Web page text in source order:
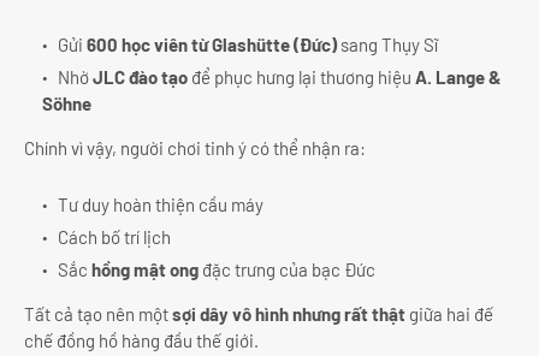
Gửi 600 học viên từ Glashütte (Đức)sang Thụy Sĩ
NhờJLC đào tạo để phục hưng lại thương hiệu A. Lange &
Söhne
Chính vì vậy, người chơi tinh ý có thể nhận ra:
Tư duy hoàn thiện cầu máy
Cách bố trí lịch
Sắc hồng mật ong đặc trưng của bạc Đức
Tất cả tạo nên mộtsợi dây vô hình nhưng rất thật giữa hai đế
chế đồng hồ hàng đầu thế giới.